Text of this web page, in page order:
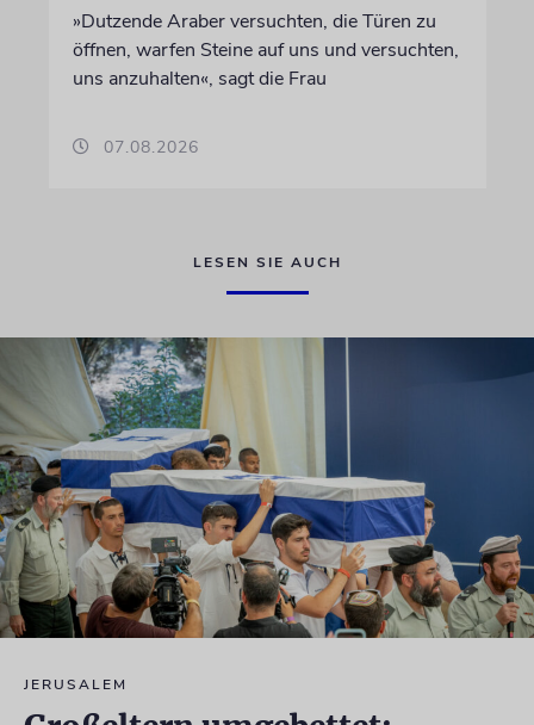
»Dutzende Araber versuchten, die Türen zu
öffnen, warfen Steine auf uns und versuchten,
uns anzuhalten«, sagt die Frau
07.08.2026
LESEN SIE AUCH
JERUSALEM